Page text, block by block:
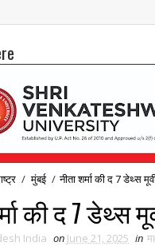
/ मुंबई / नीता शर्मा की द 7 डेथ्स
की द 7 डेथ्स
India on June 21, 2025 in